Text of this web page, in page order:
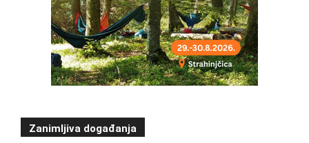
Zanimljiva događanja